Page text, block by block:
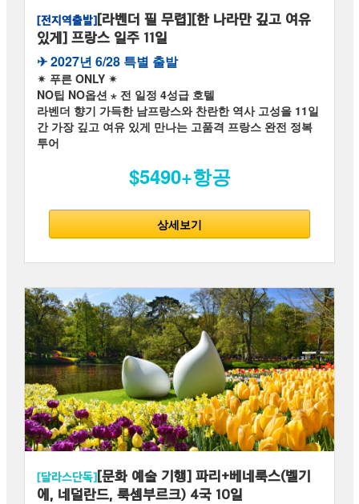
[전지역출발][라벤더 필 무렵][한 나라만 깊고 여유
있게] 프랑스 일주 11일
✈︎ 2027년 6/28 특별 출발
✴ 푸른 ONLY ✴
NO팁 NO옵션 ⋆ 전 일정 4성급 호텔
라벤더 향기 가득한 남프랑스와 찬란한 역사 고성을 11일
간 가장 깊고 여유 있게 만나는 고품격 프랑스 완전 정복
투어
$5490+항공
상세보기
[달라스단독][문화 예술 기행] 파리+베네룩스(벨기
에, 네덜란드, 룩셈부르크) 4국 10일